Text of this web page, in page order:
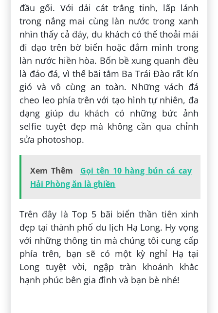
đầu gối. Với dải cát trắng tinh, lấp lánh
trong nắng mai cùng làn nước trong xanh
nhìn thấy cả đáy, du khách có thể thoải mái
đi dạo trên bờ biển hoặc đắm mình trong
làn nước hiền hòa. Bốn bề xung quanh đều
là đảo đá, vì thế bãi tắm Ba Trái Đào rất kín
gió và vô cùng an toàn. Những vách đá
cheo leo phía trên với tạo hình tự nhiên, đa
dạng giúp du khách có những bức ảnh
selfie tuyệt đẹp mà không cần qua chỉnh
sửa photoshop.
Xem Thêm
Gọi tên 10 hàng bún cá cay
Hải Phòng ăn là ghiền
Trên đây là Top 5 bãi biển thần tiên xinh
đẹp tại thành phố du lịch Hạ Long. Hy vọng
với những thông tin mà chúng tôi cung cấp
phía trên, bạn sẽ có một kỳ nghỉ Hạ tại
Long tuyệt vời, ngập tràn khoảnh khắc
hạnh phúc bên gia đình và bạn bè nhé!